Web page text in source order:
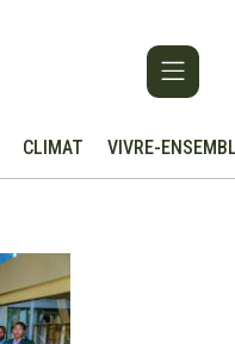
CLIMAT VIVRE-